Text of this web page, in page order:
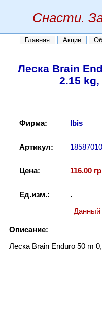
Снасти.
Главная Акции
Леска Brain
2.15
Фирма: Ibis
Артикул: 18587010
Цена: 116.00
Ед.изм.:
.
Данный
Описание:
Леска Brain Enduro 50 m